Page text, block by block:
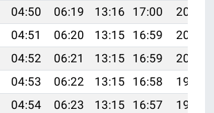
04:50 06:19 13:16 17:00
20:02
04:51 06:20 13:15 16:59
20:01
04:52 06:21 13:15 16:59
20:00
04:53 06:22 13:15 16:58
19:58
04:54 06:23 13:15 16:57
19:57